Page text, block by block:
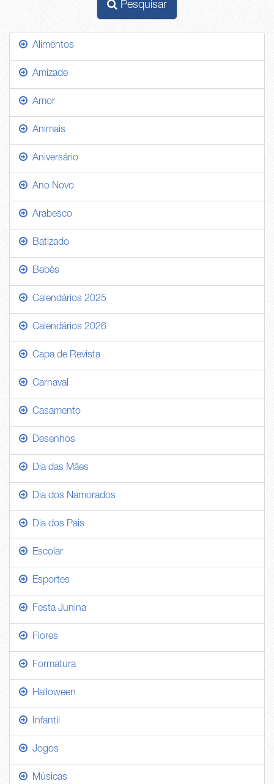
Pesquisar
Alimentos
Amizade
Amor
Animais
Aniversário
Ano Novo
Arabesco
Batizado
Bebês
Calendários 2025
Calendários 2026
Capa de Revista
Carnaval
Casamento
Desenhos
Dia das Mães
Dia dos Namorados
Dia dos Pais
Escolar
Esportes
Festa Junina
Flores
Formatura
Halloween
Infantil
Jogos
Músicas